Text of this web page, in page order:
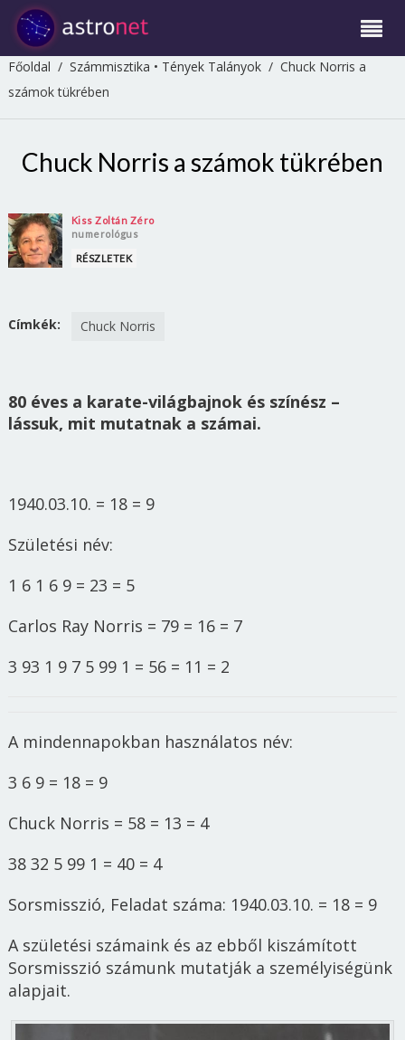
Főoldal / Számmisztika • Tények Talányok/ Chuck Norris a
számok tükrében
Chuck Norris a számok tükrében
Kiss Zoltán Zéro
numerológus
RÉSZLETEK
Címkék: Chuck Norris
80 éves a karate-világbajnok és színész –
lássuk, mit mutatnak a számai.
1940.03.10. = 18 = 9
Születési név:
1 6 1 6 9 = 23 = 5
Carlos Ray Norris = 79 = 16 = 7
3 93 1 9 7 5 99 1 = 56 = 11 = 2
A mindennapokban használatos név:
3 6 9 = 18 = 9
Chuck Norris = 58 = 13 = 4
38 32 5 99 1 = 40 = 4
Sorsmisszió, Feladat száma: 1940.03.10. = 18 = 9
A születési számaink és az ebből kiszámított
Sorsmisszió számunk mutatják a személyiségünk
alapjait.